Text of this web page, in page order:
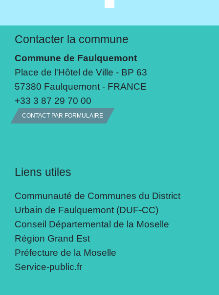
Contacter la commune
Commune de Faulquemont
Place de l'Hôtel de Ville - BP 63
57380 Faulquemont - FRANCE
+33 3 87 29 70 00
CONTACT PAR FORMULAIRE
Liens utiles
Communauté de Communes du District
Urbain de Faulquemont (DUF-CC)
Conseil Départemental de la Moselle
Région Grand Est
Préfecture de la Moselle
Service-public.fr